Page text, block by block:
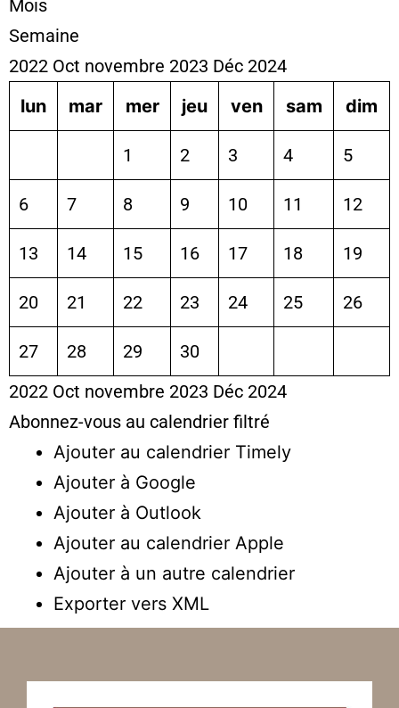
Mois
Semaine
2022 Oct novembre 2023 Déc 2024
lun
mar mer jeu ven sam dim
1 2 3 4 5
6 7 8 9 10 11 12
13 14 15 16 17 18 19
20 21 22 23 24 25 26
27 28 29
30
2022 Oct novembre 2023 Déc 2024
Abonnez-vous au calendrier filtré
Ajouter au calendrier Timely
Ajouter à Google
Ajouter à Outlook
Ajouter au calendrier Apple
Ajouter à un autre calendrier
Exporter vers XML